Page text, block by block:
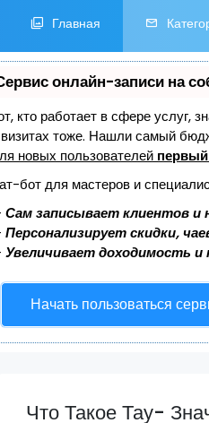
Главная
онлайн-записи на
кто работает в сфере услуг,
тоже. Нашли самый
новых пользователей
бот для мастеров и
Сам записывает клиентов и
Персонализирует скидки,
Увеличивает доходимость
Начать пользоваться
Что Такое Тау-